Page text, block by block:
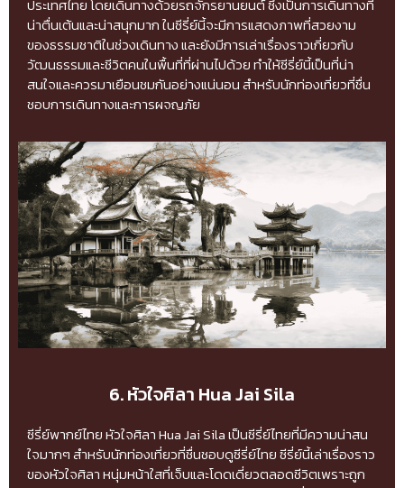
ประเทศไทย โดยเดินทางด้วยรถจักรยานยนต์ ซึ่งเป็นการเดินทางที่
น่าตื่นเต้นและน่าสนุกมาก ในซีรี่ย์นี้จะมีการแสดงภาพที่สวยงาม
ของธรรมชาติในช่วงเดินทาง และยังมีการเล่าเรื่องราวเกี่ยวกับ
วัฒนธรรมและชีวิตคนในพื้นที่ที่ผ่านไปด้วย ทำให้ซีรี่ย์นี้เป็นที่น่า
สนใจและควรมาเยือนชมกันอย่างแน่นอน สำหรับนักท่องเที่ยวที่ชื่น
ชอบการเดินทางและการผจญภัย
6. หัวใจศิลา Hua Jai Sila
ซีรี่ย์พากย์ไทย หัวใจศิลา Hua Jai Sila เป็นซีรี่ย์ไทยที่มีความน่าสน
ใจมากๆ สำหรับนักท่องเที่ยวที่ชื่นชอบดูซีรี่ย์ไทย ซีรี่ย์นี้เล่าเรื่องราว
ของหัวใจศิลา หนุ่มหน้าใสที่เจ็บและโดดเดี่ยวตลอดชีวิตเพราะถูก